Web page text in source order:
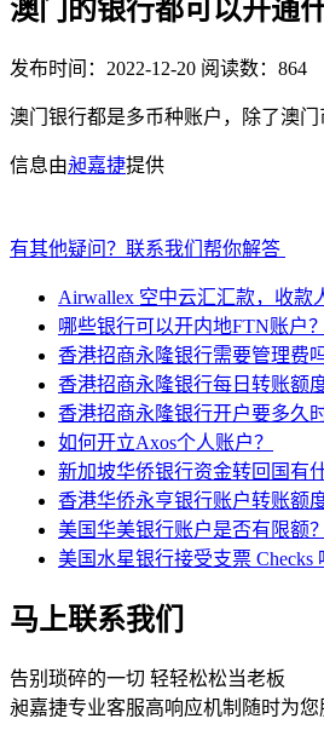
澳门的银行都可以开通
发布时间：2022-12-20 阅读数：864
澳门银行都是多币种账户，除了澳
信息由昶嘉捷提供
有其他疑问？联系我们帮你解答
Airwallex 空中云汇汇款，收款
哪些银行可以开内地FTN账户？
香港招商永隆银行需要管理费吗
香港招商永隆银行每日转账额
香港招商永隆银行开户要多久
如何开立Axos个人账户？
新加坡华侨银行资金转回国有
香港华侨永亨银行账户转账额
美国华美银行账户是否有限额？
美国水星银行接受支票 Checks
马上联系我们
告别琐碎的一切 轻轻松松当老板
昶嘉捷专业客服高响应机制随时为您